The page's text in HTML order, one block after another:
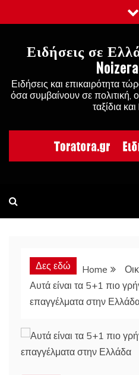
to
Ειδήσεις σε
Ειδήσεις και επικαιρότητα
όσα συμβαίνουν σε πολιτική,
ταξίδια
Δες εδώ Home
Αυτά είναι τα 5+1 πιο
επαγγέλματα στην